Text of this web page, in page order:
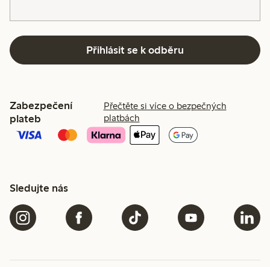
Přihlásit se k odběru
Zabezpečení
plateb
Přečtěte si více o bezpečných
platbách
Sledujte nás